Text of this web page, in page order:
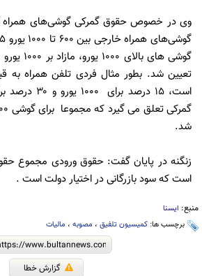
وی در خصوص حقوق گمرکی گوشی‌های همراه
شد.
زنگنه در پایان گفت: حقوق ورودی مجموع
است که سود بازرگانی در اختیار دولت است .
منبع: ایسنا
برچسب ها: کمیسیون تلفیق ، مصوبه ، مالیات
گزارش خطا